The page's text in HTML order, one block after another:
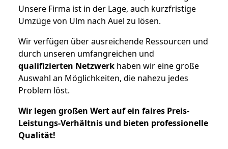
Unsere Firma ist in der Lage, auch kurzfristige
Umzüge von Ulm nach Auel zu lösen.
Wir verfügen über ausreichende Ressourcen und
durch unseren umfangreichen und
qualifizierten Netzwerk haben wir eine große
Auswahl an Möglichkeiten, die nahezu jedes
Problem löst.
Wir legen großen Wert auf ein faires Preis-
Leistungs-Verhältnis und bieten professionelle
Qualität!